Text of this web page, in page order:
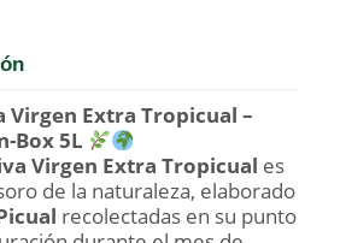
Virgen Extra Tropicual –
Box 5L
Virgen Extra Tropicual es
de la naturaleza, elaborado
recolectadas en su punto